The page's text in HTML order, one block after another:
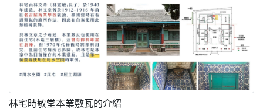
林宅時敏堂本業敷瓦的介紹